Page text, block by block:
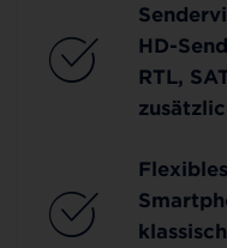
HD-
RTL,